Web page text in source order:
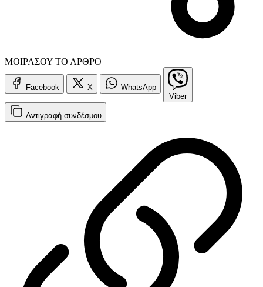
ΜΟΙΡΑΣΟΥ ΤΟ ΑΡΘΡΟ
Facebook X
WhatsApp
Viber
Αντιγραφή συνδέσμου